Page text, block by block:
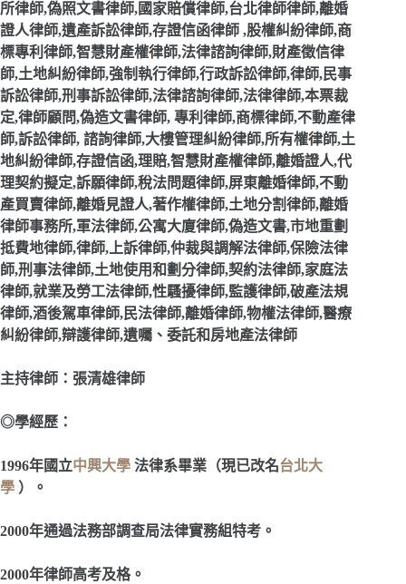
所律師,偽照文書律師,國家賠償律師,台北律師律師,離婚
證人律師,遺產訴訟律師,存證信函律師 ,股權糾紛律師,商
標專利律師,智慧財產權律師,法律諮詢律師,財產徵信律
師,土地糾紛律師,強制執行律師,行政訴訟律師,律師,民事
訴訟律師,刑事訴訟律師,法律諮詢律師,法律律師,本票裁
定,律師顧問,偽造文書律師, 專利律師,商標律師,不動產律
師,訴訟律師, 諮詢律師,大樓管理糾紛律師,所有權律師,土
地糾紛律師,存證信函,理賠,智慧財產權律師,離婚證人,代
理契約擬定,訴願律師,稅法問題律師,屏東離婚律師,不動
產買賣律師,離婚見證人,著作權律師,土地分割律師,離婚
律師事務所,軍法律師,公寓大廈律師,偽造文書,市地重劃
抵費地律師,律師,上訴律師,仲裁與調解法律師,保險法律
師,刑事法律師,土地使用和劃分律師,契約法律師,家庭法
律師,就業及勞工法律師,性騷擾律師,監護律師,破產法規
律師,酒後駕車律師,民法律師,離婚律師,物權法律師,醫療
糾紛律師,辯護律師,遺囑、委託和房地產法律師
主持律師：張清雄律師
◎學經歷：
1996年國立中興大學 法律系畢業（現已改名台北大
學 ）。
2000年通過法務部調查局法律實務組特考。
2000年律師高考及格。